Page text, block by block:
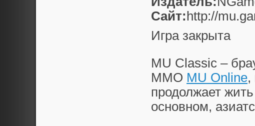
Сайт: http://
Игра закрыта
MU Classic –
MMO MU Online,
продолжает
основном,